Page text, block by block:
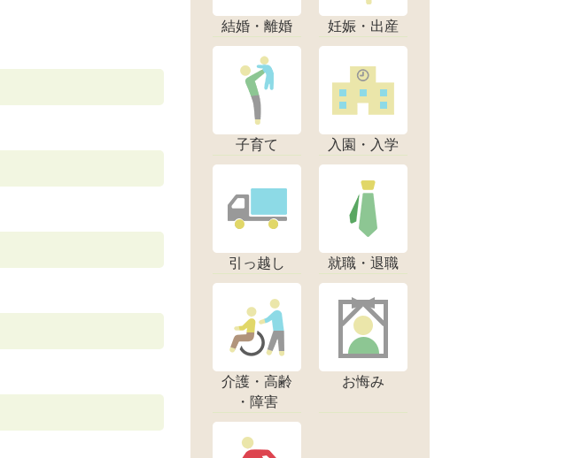
結婚・離婚 妊娠・出産
子育て 入園・入学
引っ越し 就職・退職
介護・高齢
・障害
お悔み